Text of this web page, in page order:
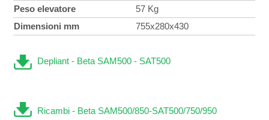
Peso elevatore
57 Kg
Dimensioni mm
755x280x430
Depliant - Beta SAM500 - SAT500
Ricambi - Beta SAM500/850-SAT500/750/950